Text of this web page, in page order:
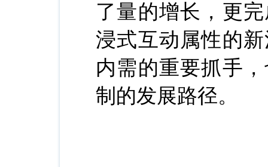
了量的增长，更
浸式互动属性的
内需的重要抓手
制的发展路径。